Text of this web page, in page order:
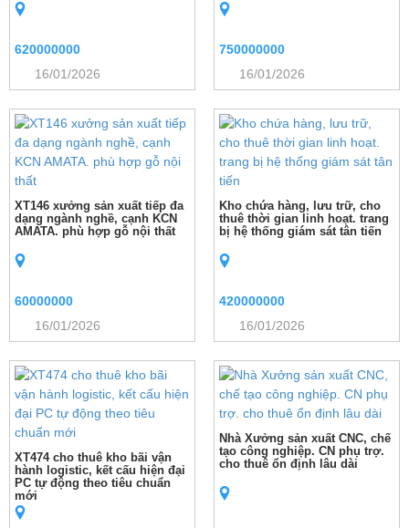
620000000
16/01/2026
750000000
16/01/2026
XT146 xưởng sản xuất tiếp đa
dạng ngành nghề, cạnh KCN
AMATA. phù hợp gỗ nội thất
60000000
16/01/2026
Kho chứa hàng, lưu trữ, cho
thuê thời gian linh hoạt. trang
bị hệ thống giám sát tân tiến
420000000
16/01/2026
XT474 cho thuê kho bãi vận
hành logistic, kết cấu hiện đại
PC tự động theo tiêu chuẩn
mới
Nhà Xưởng sản xuất CNC, chế
tạo công nghiệp. CN phụ trợ.
cho thuê ổn định lâu dài